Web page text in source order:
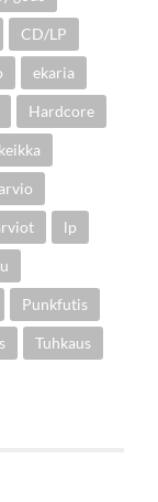
CD/LP
ekaria
Hardcore
keikka
lp
Punkfutis
Tuhkaus